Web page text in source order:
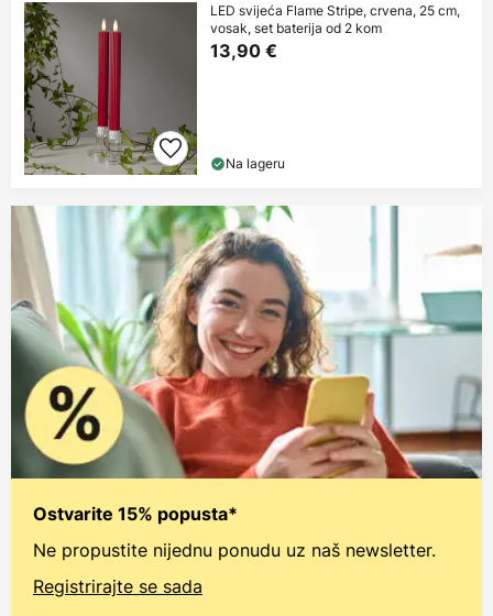
LED svijeća Flame Stripe, crvena, 25 cm,
vosak, set baterija od 2 kom
13,90 €
Na lageru
Ostvarite 15% popusta*
Ne propustite nijednu ponudu uz naš newsletter.
Registrirajte se sada